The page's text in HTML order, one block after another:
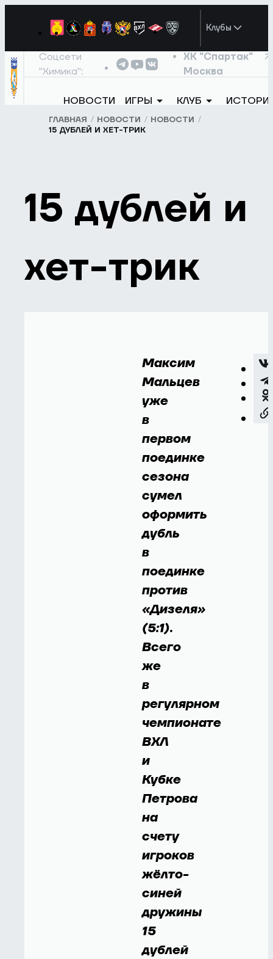
Клубы
Соцсети
"Химика":
ХК "Спартак"
Москва
НОВОСТИ ИГРЫ КЛУБ
ГЛАВНАЯ НОВОСТИ
НОВОСТИ
15 ДУБЛЕЙ И ХЕТ-ТРИК
15 дублей и
хет-трик
Максим
Мальцев
уже
в
первом
поединке
сезона
сумел
оформить
дубль
в
поединке
против
«Дизеля»
(5:1).
Всего
же
в
регулярном
чемпионате
ВХЛ
и
Кубке
Петрова
на
счету
игроков
жёлто-
синей
дружины
15
дублей